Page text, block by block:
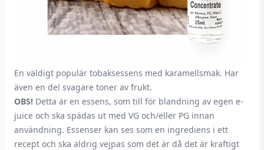
En väldigt populär tobaksessens med karamellsmak. Har
även en del svagare toner av frukt.
OBS! Detta är en essens, som till för blandning av egen e-
juice och ska spädas ut med VG och/eller PG innan
användning. Essenser kan ses som en ingrediens i ett
recept och ska aldrig vejpas som det är då det är kraftigt